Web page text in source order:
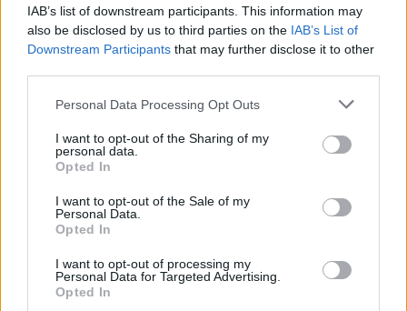
IAB’s list of downstream participants. This information may
also be disclosed by us to third parties on the IAB’s List of
Downstream Participants that may further disclose it to other
Please note that this website/app uses one or more Google
not limited to your visit or usage behaviour. You may click to
grant or deny consent to Google and its third-party tags to
use your data for below specified purposes in below Google
consent section.
Personal Data Processing Opt Outs
I want to opt-out of the Sharing of my
personal data.
Opted In
I want to opt-out of the Sale of my
Personal Data.
Opted In
I want to opt-out of processing my
Personal Data for Targeted Advertising.
Opted In
Μαζική αναμένεται να είναι η συμμετοχή στις
κινητοποιήσεις του Σαββάτου από συνδικάτα,
συλλογικότητες, οργανώσεις και πολιτικές κινήσεις.
Μέχρι στιγμής, επισήμως, έχουν γίνει γνωστές οι
το απόγευμα και θα ακολουθήσουν πορείες): Στις 6
μ.μ. καλούν σε συγκέντρωση, στο Άγαλμα
Βενιζέλου, ΓΣΕΕ και ΑΔΕΔΥ, ενώ για την ίδια ώρα
είναι το κάλεσμα του ΠΑΜΕ στην Πλατεία της
συγκεντρωθούν άτομα που πρόσκεινται στην
εξωκοινοβουλευτική αριστερά και στον ευρύτερο